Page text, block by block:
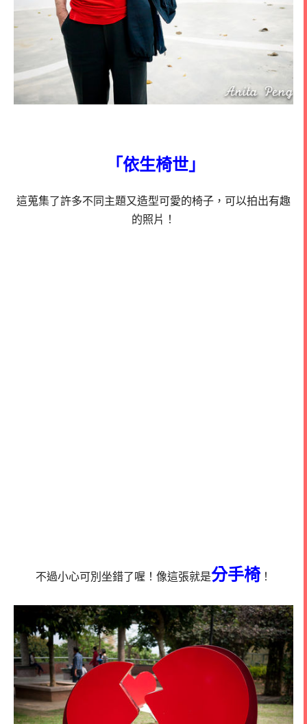
「依生椅世」
這蒐集了許多不同主題又造型可愛的椅子，可以拍出有趣
的照片！
不過小心可別坐錯了喔！像這張就是分手椅 ！